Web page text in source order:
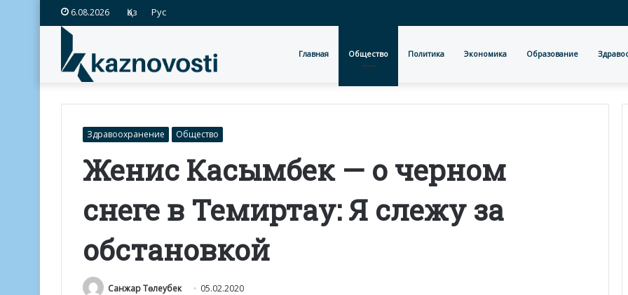
6.08.2026 Қаз Рус
Главная Общество Политика Экономика Образование
Здравоохранение Общество
Женис Касымбек — о черном
снеге в Темиртау: Я слежу за
обстановкой
Санжар Төлеубек 05.02.2020